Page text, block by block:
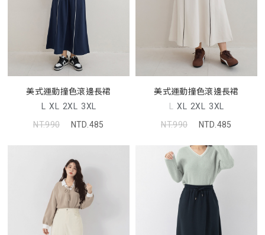
美式運動撞色滾邊長裙
L XL 2XL 3XL
NT.990
NTD.485
美式運動撞色滾邊長裙
L XL 2XL 3XL
NT.990
NTD.485